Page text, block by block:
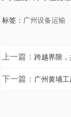
标签： 广州设备运输
上一篇：跨越界限
下一篇： 广州黄埔